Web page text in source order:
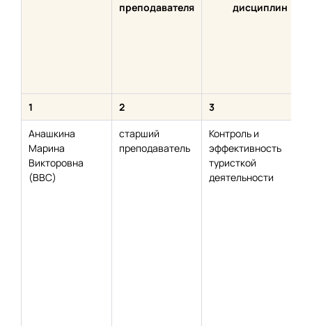
преподавателя
дисциплин
1 2
3
Анашкина
Марина
Викторовна
(ВВС)
старший
преподаватель
Контроль и
эффективность
туристкой
деятельности